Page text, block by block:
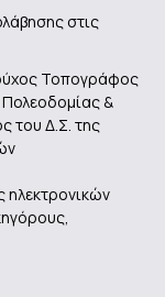
στις
Τοπογράφος
&
του Δ.Σ. της
ηλεκτρονικών